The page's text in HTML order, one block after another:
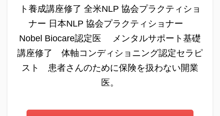
ト養成講座修了 全米NLP 協会プラクティショ
ナー 日本NLP 協会プラクティショナー
Nobel Biocare認定医 メンタルサポート基礎
講座修了 体軸コンディショニング認定セラピ
スト 患者さんのために保険を扱わない開業
医。